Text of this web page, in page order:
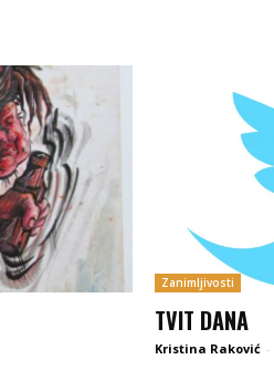
Zanimljivosti
TVIT DANA
Kristina Raković -